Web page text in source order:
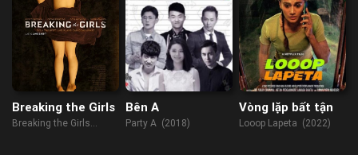
Breaking the Girls
Breaking the Girls
Bên A
Party A (2018)
Vòng lặp bất tận
Looop Lapeta (2022)